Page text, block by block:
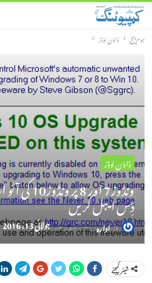
ہوم پیج ڈاؤن لوڈز
ڈاؤن لوڈز
ونڈوز7 اور 8
ڈِس ایبل کریں
ازادارہ مورخہجولائی 13، 2016
شیئر کیجئے